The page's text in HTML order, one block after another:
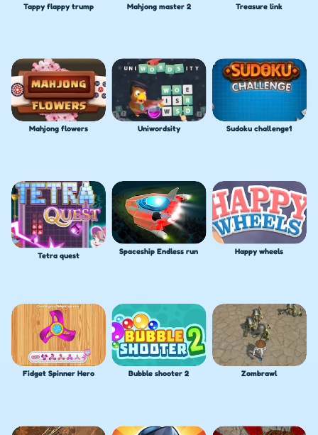
Tappy flappy trump Mahjong master 2 Treasure link
Mahjong flowers Uniwordsity Sudoku challenge1
Tetra quest Spaceship Endless run Happy wheels
Fidget Spinner Hero Bubble shooter 2 Zombrawl